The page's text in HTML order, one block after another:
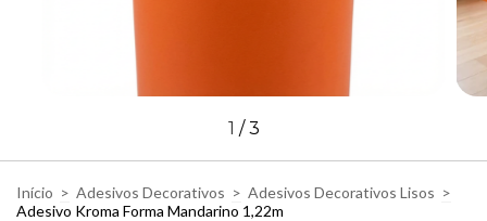
1 /3
Início > Adesivos Decorativos > Adesivos Decorativos Lisos >
Adesivo Kroma Forma Mandarino 1,22m